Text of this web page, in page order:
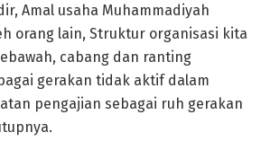
Amal usaha Muhammadiyah
orang lain, Struktur organisasi kita
cabang dan ranting
gerakan tidak aktif dalam
pengajian sebagai ruh gerakan